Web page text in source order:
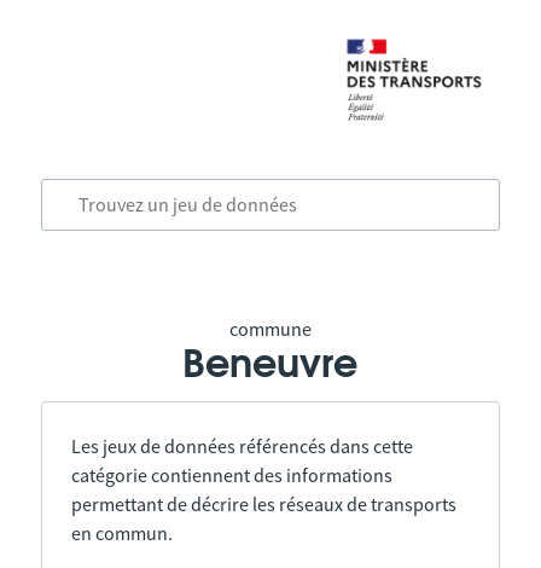
commune
Beneuvre
Les jeux de données référencés dans cette
catégorie contiennent des informations
permettant de décrire les réseaux de transports
en commun.